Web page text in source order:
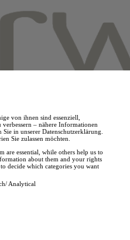
von ihnen sind essenziell,
verbessern – nähere Informationen
in unserer Datenschutzerklärung.
Sie zulassen möchten.
are essential, while others help us to
about them and your rights
decide which categories you want
Analytical